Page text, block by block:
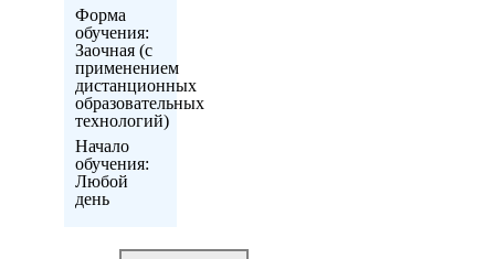
Форма
обучения:
Заочная (с
применением
дистанционных
образовательных
технологий)
Начало
обучения:
Любой
день